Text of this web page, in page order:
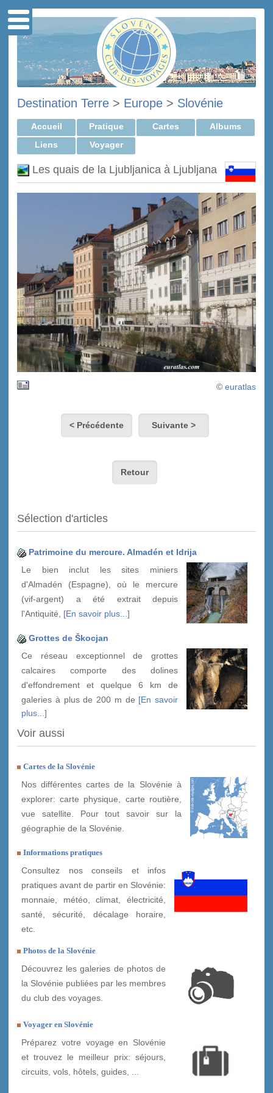
Destination Terre > Europe > Slovénie
Accueil Pratique Cartes
Albums
Liens
Voyager
Les quais de la Ljubljanica à Ljubljana
© euratlas
< Précédente Suivante >
Retour
Sélection d'articles
Patrimoine du mercure. Almadén et Idrija
Le bien inclut les sites miniers
d'Almadén (Espagne), où le mercure
(vif-argent) a été extrait depuis
l'Antiquité, [En savoir plus...]
Grottes de Škocjan
Ce réseau exceptionnel de grottes
calcaires comporte des dolines
d'effondrement et quelque 6 km de
galeries à plus de 200 m de [En savoir
plus...]
Voir aussi
Cartes de la Slovénie
Nos différentes cartes de la Slovénie à
explorer: carte physique, carte routière,
vue satellite. Pour tout savoir sur la
géographie de la Slovénie.
Informations pratiques
Consultez nos conseils et infos
pratiques avant de partir en Slovénie:
monnaie, météo, climat, électricité,
santé, sécurité, décalage horaire,
etc.
Photos de la Slovénie
Découvrez les galeries de photos de
la Slovénie publiées par les membres
du club des voyages.
Voyager en Slovénie
Préparez votre voyage en Slovénie
et trouvez le meilleur prix: séjours,
circuits, vols, hôtels, guides, ...